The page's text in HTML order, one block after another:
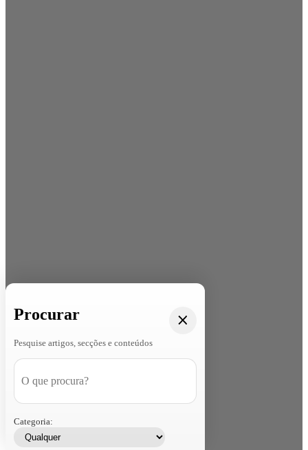
Procurar
Pesquise artigos, secções e conteúdos
Categoria: